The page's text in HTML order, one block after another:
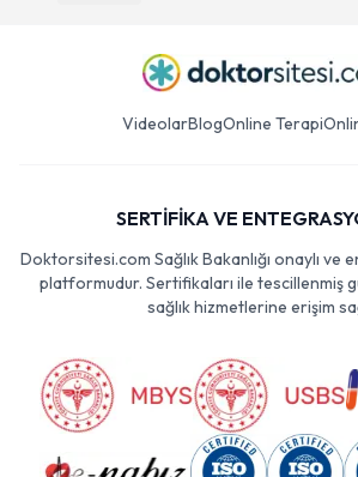
VideolarBlogOnline Terapi
SERTİFİKA VE
Doktorsitesi.com Sağlık Bakanlığı onaylı ve
platformudur. Sertifikaları ile tescillenmiş
sağlık hizmetlerine erişim